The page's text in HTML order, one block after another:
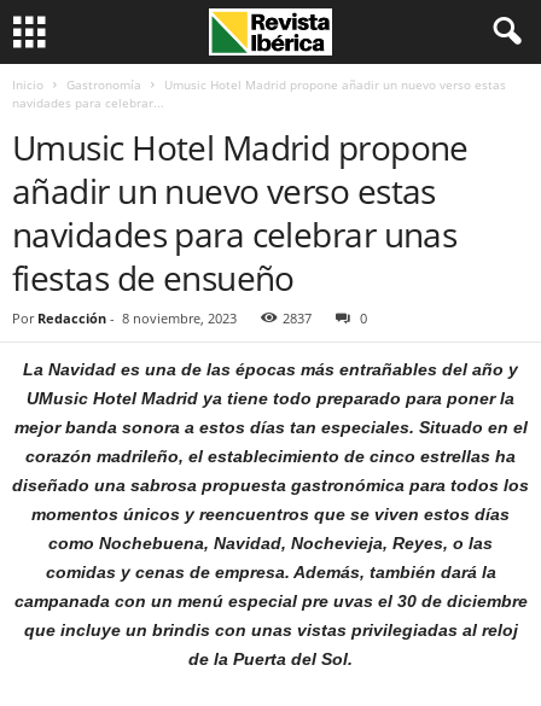
Inicio Gastronomía
Umusic Hotel Madrid propone añadir un nuevo verso estas
navidades para celebrar...
Umusic Hotel Madrid propone
añadir un nuevo verso estas
navidades para celebrar unas
fiestas de ensueño
Por Redacción - 8 noviembre, 2023 2837 0
La Navidad es una de las épocas más entrañables del año y
UMusic Hotel Madrid ya tiene todo preparado para poner la
mejor banda sonora a estos días tan especiales. Situado en el
corazón madrileño, el establecimiento de cinco estrellas ha
diseñado una sabrosa propuesta gastronómica para todos los
momentos únicos y reencuentros que se viven estos días
como Nochebuena, Navidad, Nochevieja, Reyes, o las
comidas y cenas de empresa. Además, también dará la
campanada con un menú especial pre uvas el 30 de diciembre
que incluye un brindis con unas vistas privilegiadas al reloj
de la Puerta del Sol.